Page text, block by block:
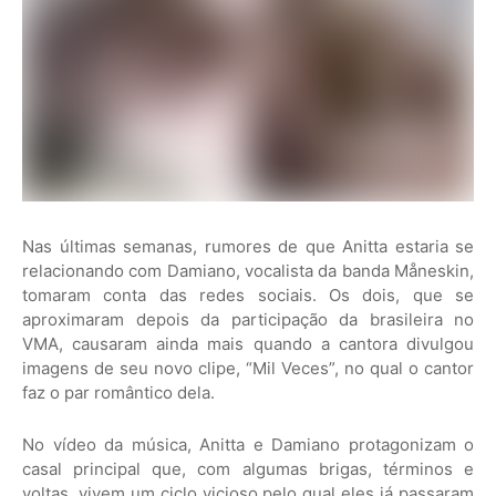
Nas últimas semanas, rumores de que Anitta estaria se
relacionando com Damiano, vocalista da banda Måneskin,
tomaram conta das redes sociais. Os dois, que se
aproximaram depois da participação da brasileira no
VMA, causaram ainda mais quando a cantora divulgou
imagens de seu novo clipe, “Mil Veces”, no qual o cantor
faz o par romântico dela.
No vídeo da música, Anitta e Damiano protagonizam o
casal principal que, com algumas brigas, términos e